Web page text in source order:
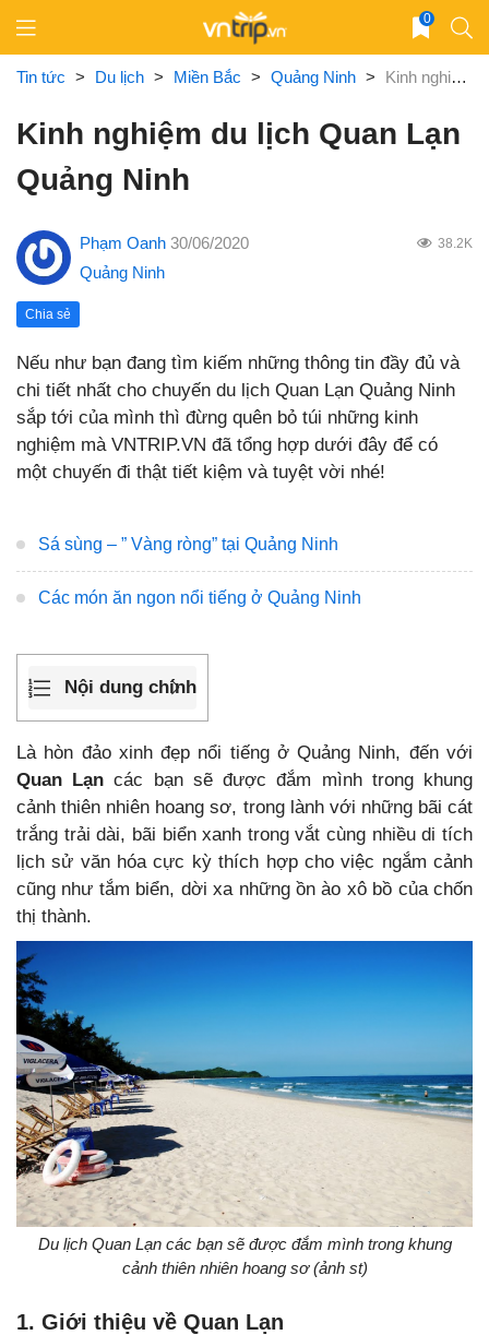
content
0
Tin tức > Du lịch > Miền Bắc > Quảng Ninh > Kinh nghiệm du lịch Quan Lạn Quảng Ninh
Kinh nghiệm du lịch Quan Lạn
Quảng Ninh
Phạm Oanh 30/06/2020 38.2K
Quảng Ninh
Chia sẻ
Nếu như bạn đang tìm kiếm những thông tin đầy đủ và
chi tiết nhất cho chuyến du lịch Quan Lạn Quảng Ninh
sắp tới của mình thì đừng quên bỏ túi những kinh
nghiệm mà VNTRIP.VN đã tổng hợp dưới đây để có
một chuyến đi thật tiết kiệm và tuyệt vời nhé!
Sá sùng – ” Vàng ròng” tại Quảng Ninh
Các món ăn ngon nổi tiếng ở Quảng Ninh
Nội dung chính
Là hòn đảo xinh đẹp nổi tiếng ở Quảng Ninh, đến với
Quan Lạn các bạn sẽ được đắm mình trong khung
cảnh thiên nhiên hoang sơ, trong lành với những bãi cát
trắng trải dài, bãi biển xanh trong vắt cùng nhiều di tích
lịch sử văn hóa cực kỳ thích hợp cho việc ngắm cảnh
cũng như tắm biển, dời xa những ồn ào xô bồ của chốn
thị thành.
Du lịch Quan Lạn các bạn sẽ được đắm mình trong khung
cảnh thiên nhiên hoang sơ (ảnh st)
1. Giới thiệu về Quan Lạn